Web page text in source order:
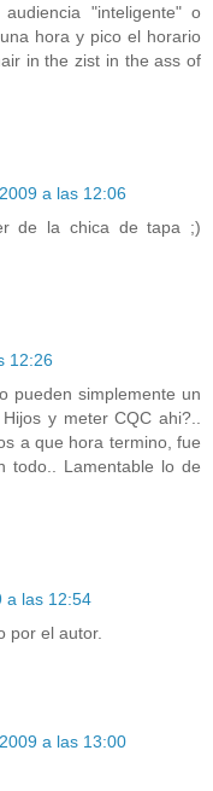
"inteligente" o
hora y pico el horario
in the zist in the ass of
a las 12:06
de la chica de tapa ;)
12:26
pueden simplemente un
y meter CQC ahi?..
a que hora termino, fue
todo.. Lamentable lo de
a las 12:54
por el autor.
a las 13:00